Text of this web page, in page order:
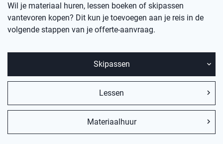
Wil je materiaal huren, lessen boeken of skipassen
vantevoren kopen? Dit kun je toevoegen aan je reis in de
volgende stappen van je offerte-aanvraag.
Skipassen
Lessen
Materiaalhuur